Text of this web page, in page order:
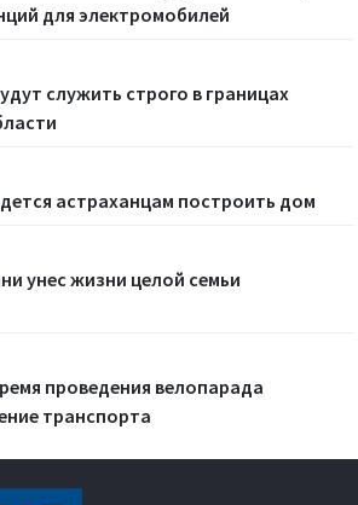
для электромобилей
служить строго в границах
астраханцам построить дом
унес жизни целой семьи
проведения велопарада
транспорта